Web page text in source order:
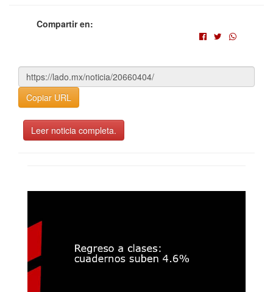
Compartir en:
Copiar URL
Leer noticia completa.